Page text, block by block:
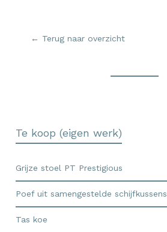
← Terug naar overzicht
Te koop (eigen werk)
Grijze stoel PT Prestigious
Poef uit samengestelde schijfkussens
Tas koe